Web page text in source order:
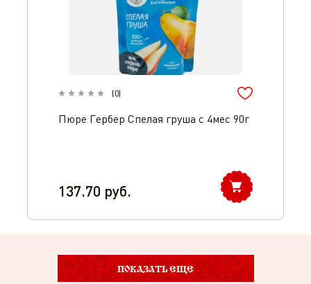
(0)
Пюре Гербер Спелая груша с 4мес 90г
137.70 руб.
ПОКАЗАТЬ ЕЩЕ